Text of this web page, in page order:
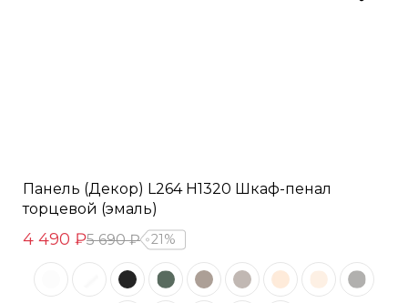
Панель (Декор) L264 H1320 Шкаф-пенал
торцевой (эмаль)
4 490 ₽5 690 ₽ 21%